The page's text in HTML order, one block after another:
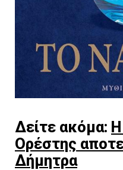
Δείτε ακόμα: Η
Ορέστης
Δήμητρα